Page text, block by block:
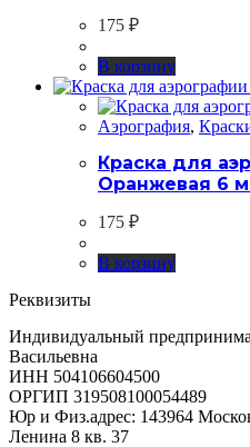
175 ₽
В корзину
Аэрография,
Краска для
Оранжевая 6
175 ₽
В корзину
Реквизиты
Индивидуальный
Васильевна
ИНН 504106604500
ОРГИП 319508100054489
Юр и Физ.адрес: 143964
Ленина 8 кв. 37